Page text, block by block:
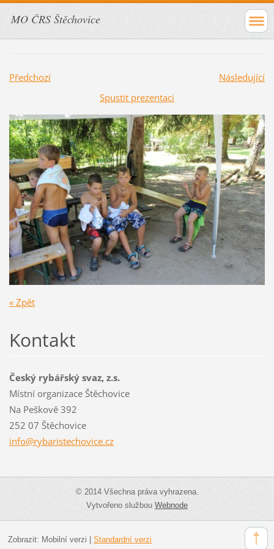
MO ČRS Štěchovice
Předchozí
Následující
Spustit prezentaci
« Zpět
Kontakt
Český rybářský svaz, z.s.
Místní organizace Štěchovice
Na Peškově 392
252 07 Štěchovice
info@rybaristechovice.cz
© 2014 Všechna práva vyhrazena.
Vytvořeno službouWebnode
Zobrazit: Mobilní verzi | Standardní verzi